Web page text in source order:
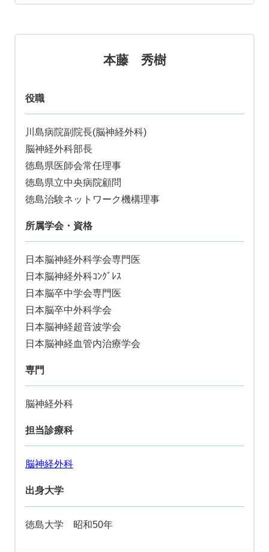
本藤 秀樹
役職
川島病院副院長(脳神経外科)
脳神経外科部長
徳島県医師会常任理事
徳島県立中央病院顧問
徳島治験ネットワーク機構理事
所属学会・資格
日本脳神経外科学会専門医
日本脳神経外科ｺﾝｸﾞﾚｽ
日本脳卒中学会専門医
日本脳卒中外科学会
日本脳神経超音波学会
日本脳神経血管内治療学会
専門
脳神経外科
担当診療科
脳神経外科
出身大学
徳島大学 昭和50年